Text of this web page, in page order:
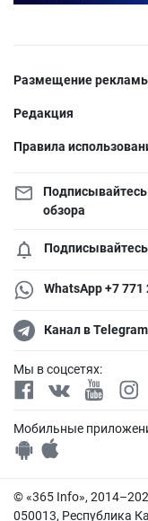
Размещение
Редакция
Правила
обзора
WhatsApp +7 771
Канал в
Мы в соцсетях:
Мобильные
© «365 Info»,
050013, Республика